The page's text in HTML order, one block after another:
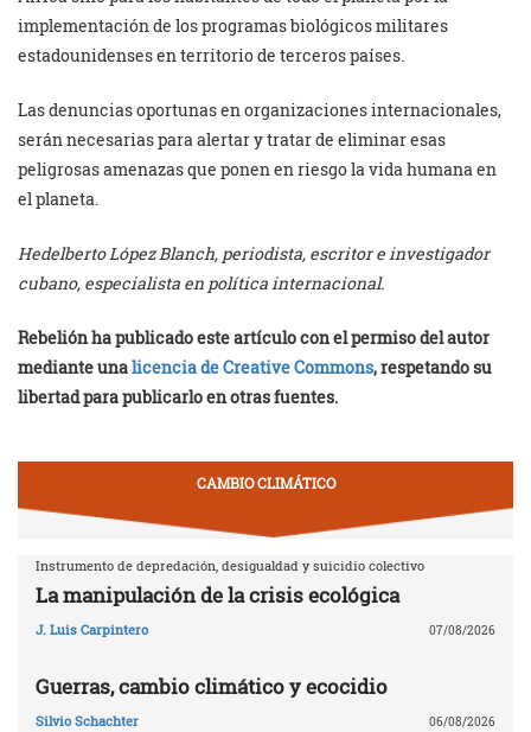
implementación de los programas biológicos militares
estadounidenses en territorio de terceros países.
Las denuncias oportunas en organizaciones internacionales,
serán necesarias para alertar y tratar de eliminar esas
peligrosas amenazas que ponen en riesgo la vida humana en
el planeta.
Hedelberto López Blanch, periodista, escritor e investigador
cubano, especialista en política internacional.
Rebelión ha publicado este artículo con el permiso del autor
mediante unalicencia de Creative Commons, respetando su
libertad para publicarlo en otras fuentes.
CAMBIO CLIMÁTICO
Instrumento de depredación, desigualdad y suicidio colectivo
La manipulación de la crisis ecológica
J. Luis Carpintero 07/08/2026
Guerras, cambio climático y ecocidio
Silvio Schachter 06/08/2026